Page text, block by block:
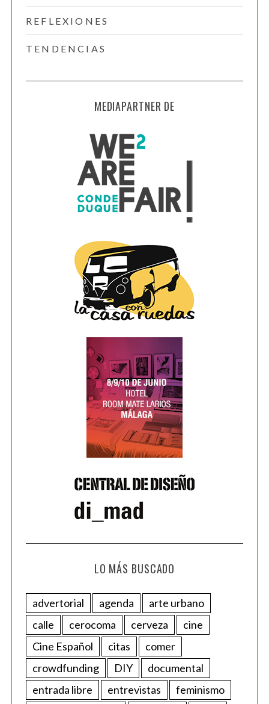
REFLEXIONES
TENDENCIAS
MEDIAPARTNER DE
LO MÁS BUSCADO
advertorial agenda
arte urbano
calle
cerocoma cerveza
cine
Cine Español
citas
comer
crowdfunding
DIY
documental
entrada libre
entrevistas
feminismo